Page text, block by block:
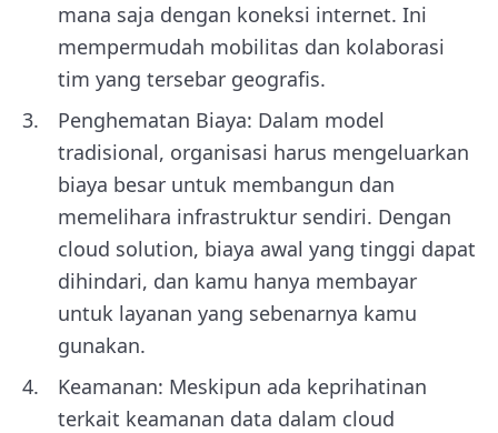
mana saja dengan koneksi internet. Ini
mempermudah mobilitas dan kolaborasi
tim yang tersebar geografis.
Penghematan Biaya: Dalam model
tradisional, organisasi harus mengeluarkan
biaya besar untuk membangun dan
memelihara infrastruktur sendiri. Dengan
cloud solution, biaya awal yang tinggi dapat
dihindari, dan kamu hanya membayar
untuk layanan yang sebenarnya kamu
gunakan.
Keamanan: Meskipun ada keprihatinan
terkait keamanan data dalam cloud